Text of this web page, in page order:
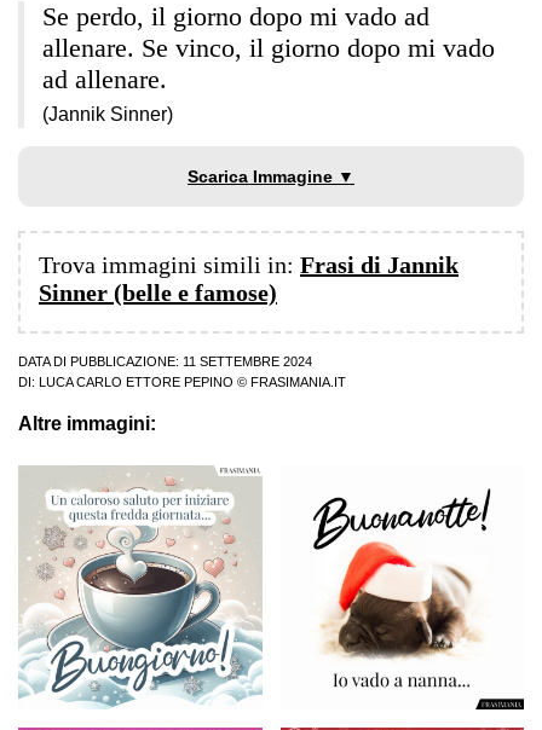
Se perdo, il giorno dopo mi vado ad
allenare. Se vinco, il giorno dopo mi vado
ad allenare.
(Jannik Sinner)
Scarica Immagine ▼
Trova immagini simili in: Frasi di Jannik
Sinner (belle e famose)
DATA DI PUBBLICAZIONE: 11 SETTEMBRE 2024
DI:
LUCA CARLO ETTORE PEPINO © FRASIMANIA.IT
Altre immagini: